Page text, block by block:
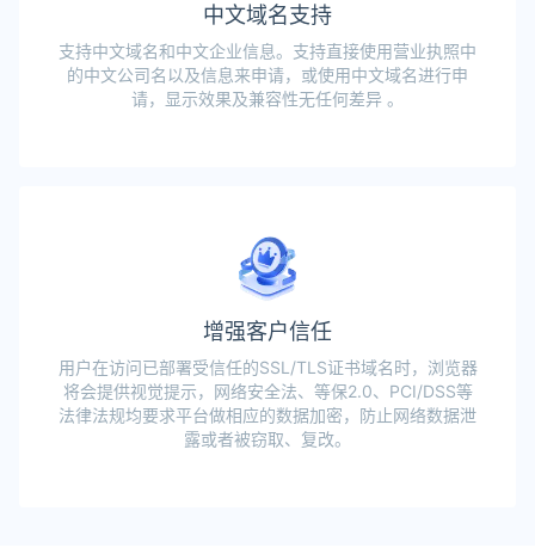
中文域名支持
支持中文域名和中文企业信息。支持直接使用营业执照中
的中文公司名以及信息来申请，或使用中文域名进行申
请，显示效果及兼容性无任何差异 。
增强客户信任
用户在访问已部署受信任的SSL/TLS证书域名时，浏览器
将会提供视觉提示，网络安全法、等保2.0、PCI/DSS等
法律法规均要求平台做相应的数据加密，防止网络数据泄
露或者被窃取、复改。